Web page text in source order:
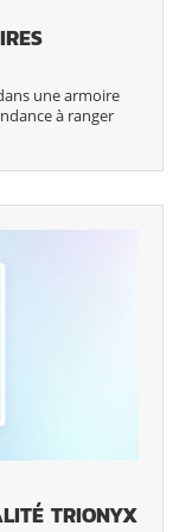
une armoire
à ranger
TRIONYX